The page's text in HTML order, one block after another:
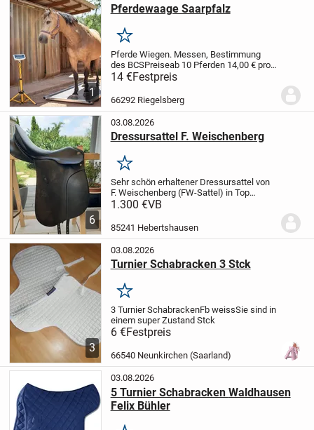
1
Pferdewaage Saarpfalz
Merken
Pferde Wiegen. Messen, Bestimmung
des BCSPreiseab 10 Pferden 14,00 € pro
Pferd3 bis 9 Pferde 17,00 € pro Pferd
2 Pferde 20,00 € pro Pferd
14 €Festpreis
66292 Riegelsberg
6
03.08.2026
Dressursattel F. Weischenberg
Merken
Sehr schön erhaltener Dressursattel von
F. Weischenberg (FW-Sattel) in Top
Zustand. Der Sattel wurde 1 1/2 Jahre
zeigen auch die Fotos. Sitzfläche 17"
1.300 €VB
85241 Hebertshausen
3
03.08.2026
Turnier Schabracken 3 Stck
Merken
3 Turnier SchabrackenFb weissSie sind in
einem super Zustand Stck
6 €Festpreis
66540 Neunkirchen (Saarland)
03.08.2026
5 Turnier Schabracken Waldhausen
Felix Bühler